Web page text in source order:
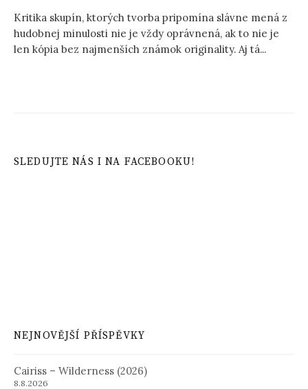
Kritika skupín, ktorých tvorba pripomína slávne mená z
hudobnej minulosti nie je vždy oprávnená, ak to nie je
len kópia bez najmenších známok originality. Aj tá...
SLEDUJTE NÁS I NA FACEBOOKU!
NEJNOVĚJŠÍ PŘÍSPĚVKY
Cairiss – Wilderness (2026)
8.8.2026